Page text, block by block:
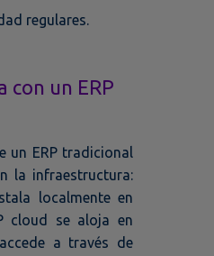
regulares.
con un ERP
un ERP tradicional
la infraestructura:
localmente en
cloud se aloja en
a través de